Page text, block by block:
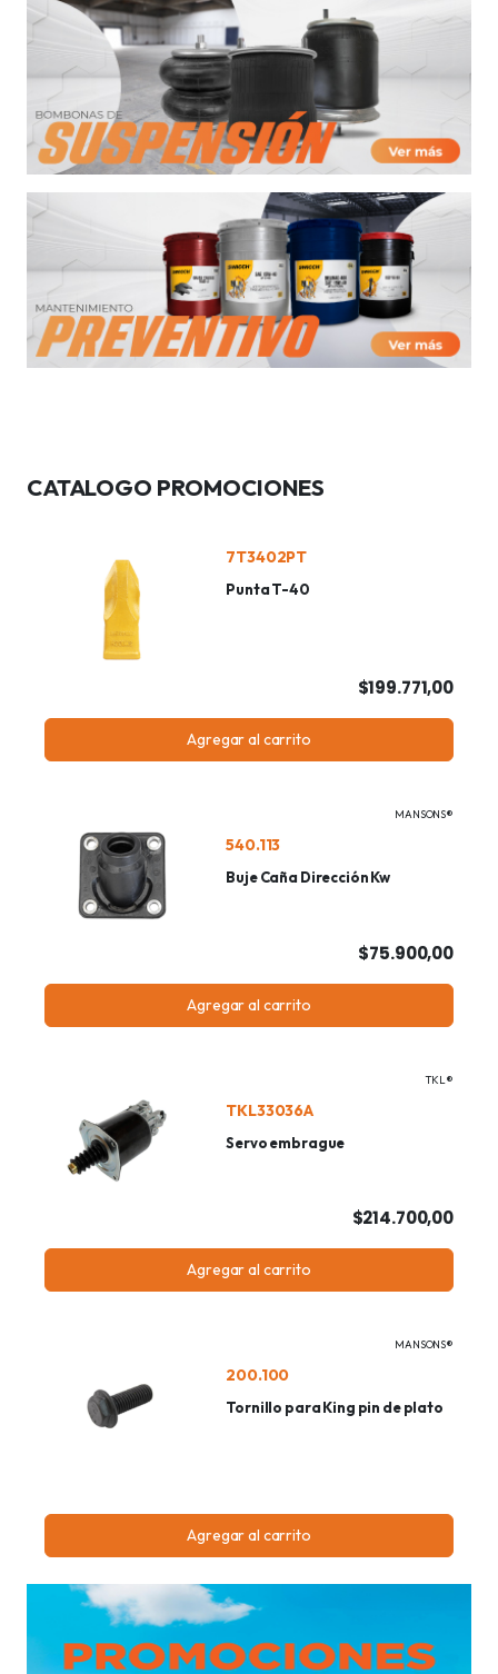
CATALOGO PROMOCIONES
7T3402PT
Punta T-40
$199.771,00
Agregar al carrito
MANSONS®
540.113
Buje Caña Dirección Kw
$75.900,00
Agregar al carrito
TKL®
TKL33036A
Servo embrague
$214.700,00
Agregar al carrito
MANSONS®
200.100
Tornillo para King pin de plato
Agregar al carrito